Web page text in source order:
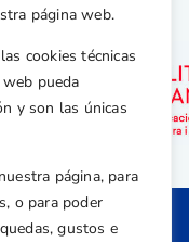
página web.
cookies técnicas
pueda
y son las únicas
página, para
o para poder
gustos e